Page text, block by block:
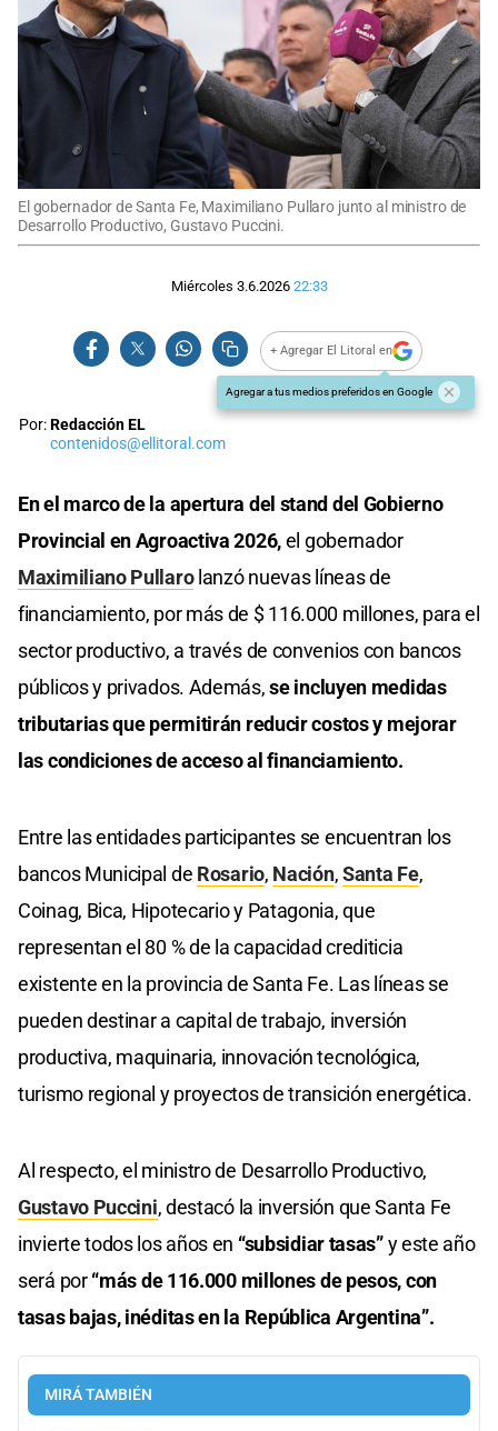
El gobernador de Santa Fe, Maximiliano Pullaro junto al ministro de
Desarrollo Productivo, Gustavo Puccini.
Miércoles 3.6.2026 22:33
+ Agregar El Litoral en
Agregar a tus medios preferidos en Google
Por:Redacción EL
contenidos@ellitoral.com
En el marco de la apertura del stand del Gobierno
Provincial en Agroactiva 2026,el gobernador
Maximiliano Pullarolanzó nuevas líneas de
financiamiento, por más de $ 116.000 millones, para el
sector productivo, a través de convenios con bancos
públicos y privados. Además,se incluyen medidas
tributarias que permitirán reducir costos y mejorar
las condiciones de acceso al financiamiento.
Entre las entidades participantes se encuentran los
bancos Municipal de Rosario, Nación,Santa Fe,
Coinag, Bica, Hipotecario y Patagonia, que
representan el 80 % de la capacidad crediticia
existente en la provincia de Santa Fe. Las líneas se
pueden destinar a capital de trabajo, inversión
productiva, maquinaria, innovación tecnológica,
turismo regional y proyectos de transición energética.
Al respecto, el ministro de Desarrollo Productivo,
Gustavo Puccini, destacó la inversión que Santa Fe
invierte todos los años en “subsidiar tasas”y este año
será por“más de 116.000 millones de pesos, con
tasas bajas, inéditas en la República Argentina”.
MIRÁ TAMBIÉN